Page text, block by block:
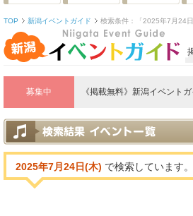
TOP 新潟イベントガイド 検索条件：「2025年7月24
募集中 《掲載無料》新潟イベント
2025年7月24日(木) で検索しています。